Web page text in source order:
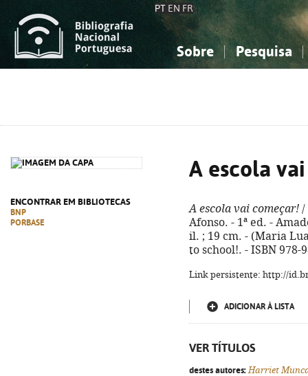
PT EN FR
Sobre Pesquisa
ENCONTRAR EM BIBLIOTECAS
BNP
PORBASE
A escola
A escola vai começar! /
Afonso. - 1ª ed. -
il. ; 19 cm. - (Maria
to school!. - ISBN 978-
Link persistente: http://
ADICIONAR À LISTA
VER TÍTULOS
destes autores: Harriet